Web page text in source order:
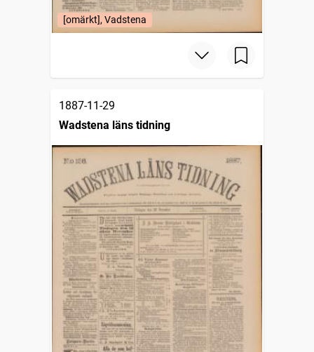
[omärkt], Vadstena
1887-11-29
Wadstena läns tidning